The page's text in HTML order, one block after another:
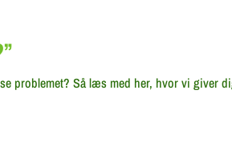
problemet? Så læs med her, hvor vi giver